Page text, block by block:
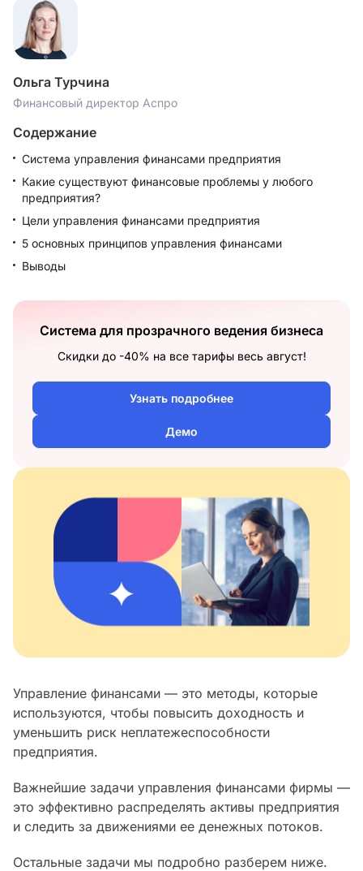
Управление финансами — это методы, которые
используются, чтобы повысить доходность и
уменьшить риск неплатежеспособности
предприятия.
Важнейшие задачи управления финансами фирмы —
это эффективно распределять активы предприятия
и следить за движениями ее денежных потоков.
Остальные задачи мы подробно разберем ниже.
Ольга Турчина
Финансовый директор Аспро
Содержание
Система управления финансами предприятия
Какие существуют финансовые проблемы у любого
предприятия?
Цели управления финансами предприятия
5 основных принципов управления финансами
Выводы
Система для прозрачного ведения бизнеса
Скидки до -40% на все тарифы весь август!
Узнать подробнее
Демо